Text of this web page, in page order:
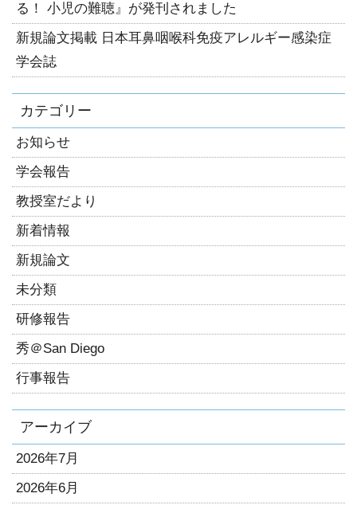
る！ 小児の難聴』が発刊されました
新規論文掲載 日本耳鼻咽喉科免疫アレルギー感染症
学会誌
カテゴリー
お知らせ
学会報告
教授室だより
新着情報
新規論文
未分類
研修報告
秀＠San Diego
行事報告
アーカイブ
2026年7月
2026年6月